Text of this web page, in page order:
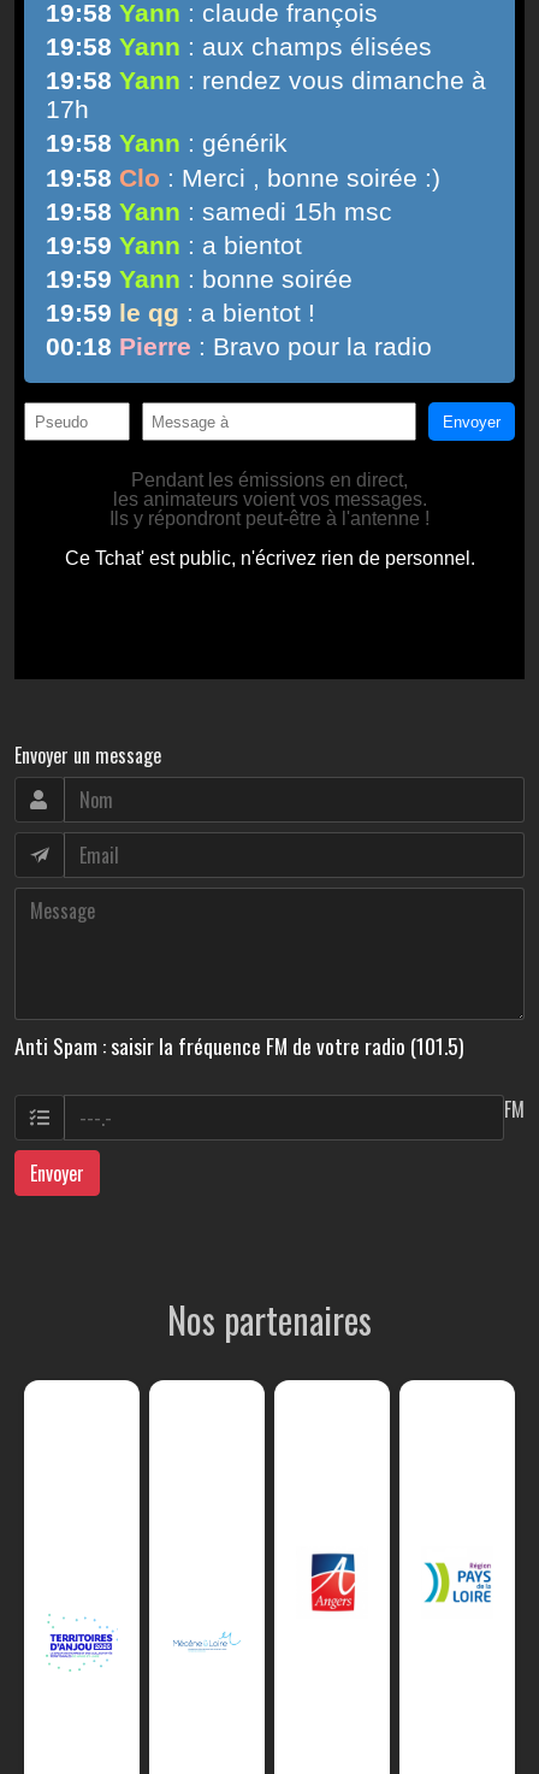
Envoyer un message
Anti Spam : saisir la fréquence FM de votre radio (101.5)
FM
Envoyer
Nos partenaires